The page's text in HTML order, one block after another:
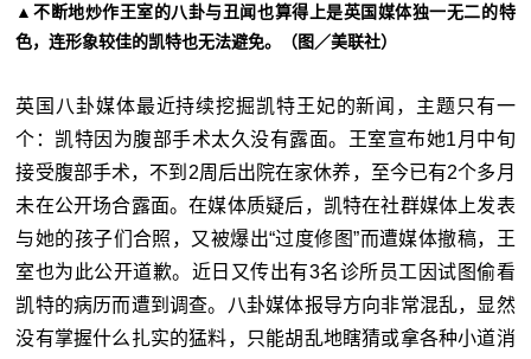
▲不断地炒作王室的八卦与丑闻也算得上是英国媒体独一无二的特
色，连形象较佳的凯特也无法避免。（图／美联社）
英国八卦媒体最近持续挖掘凯特王妃的新闻，主题只有一
个：凯特因为腹部手术太久没有露面。王室宣布她1月中旬
接受腹部手术，不到2周后出院在家休养，至今已有2个多月
未在公开场合露面。在媒体质疑后，凯特在社群媒体上发表
与她的孩子们合照，又被爆出“过度修图”而遭媒体撤稿，王
室也为此公开道歉。近日又传出有3名诊所员工因试图偷看
凯特的病历而遭到调查。八卦媒体报导方向非常混乱，显然
没有掌握什么扎实的猛料，只能胡乱地瞎猜或拿各种小道消